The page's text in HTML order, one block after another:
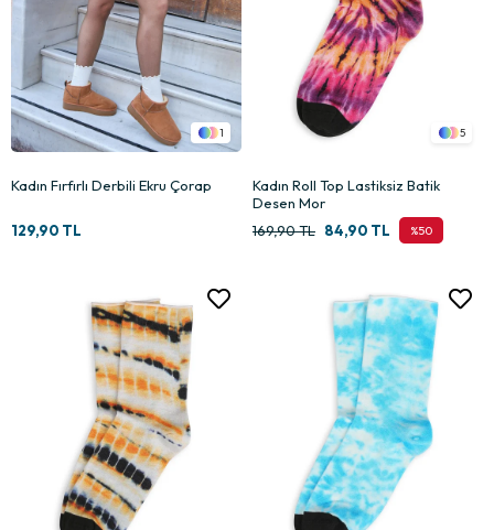
1
Kadın Fırfırlı Derbili Ekru Çorap
129,90 TL
5
Kadın Roll Top Lastiksiz Batik
Desen Mor
%50
84,90 TL
169,90 TL